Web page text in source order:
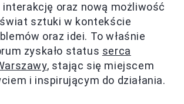
interakcję oraz nową możliwość
sztuki w kontekście
oraz idei. To właśnie
zyskało status serca
, stając się miejscem
i inspirującym do działania.